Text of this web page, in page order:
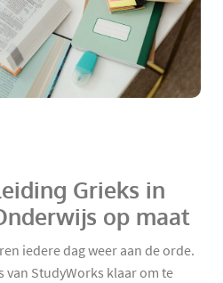
Grieks in
op maat
iedere dag weer aan de orde.
van StudyWorks klaar om te